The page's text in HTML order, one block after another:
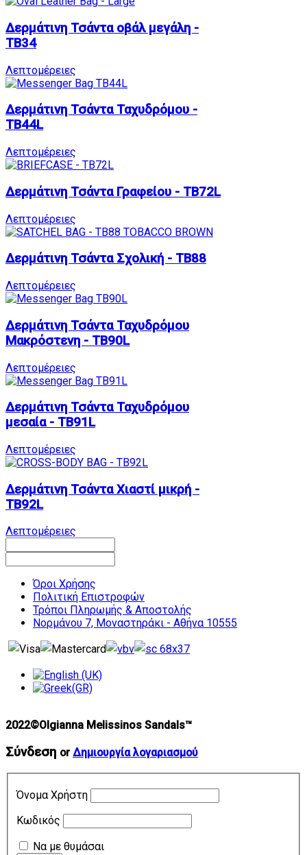
Δερμάτινη Τσάντα οβάλ μεγάλη -
TB34
Λεπτομέρειες
Δερμάτινη Τσάντα Ταχυδρόμου -
TB44L
Λεπτομέρειες
Δερμάτινη Τσάντα Γραφείου - TB72L
Λεπτομέρειες
Δερμάτινη Τσάντα Σχολική - TB88
Λεπτομέρειες
Δερμάτινη Τσάντα Ταχυδρόμου
Μακρόστενη - TB90L
Λεπτομέρειες
Δερμάτινη Τσάντα Ταχυδρόμου
μεσαία - TB91L
Λεπτομέρειες
Δερμάτινη Τσάντα Χιαστί μικρή -
TB92L
Λεπτομέρειες
Όροι Χρήσης
Πολιτική Επιστροφών
Τρόποι Πληρωμής & Αποστολής
Νορμάνου 7, Μοναστηράκι - Αθήνα 10555
2022©Olgianna Melissinos Sandals™
Σύνδεση orΔημιουργία λογαριασμού
Όνομα Χρήστη
Κωδικός
Να με θυμάσαι